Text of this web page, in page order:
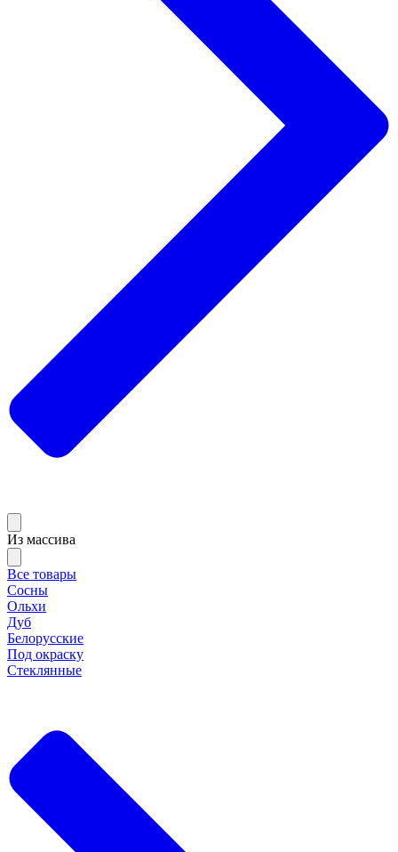
Из массива
Все товары
Сосны
Ольхи
Дуб
Белорусские
Под окраску
Стеклянные